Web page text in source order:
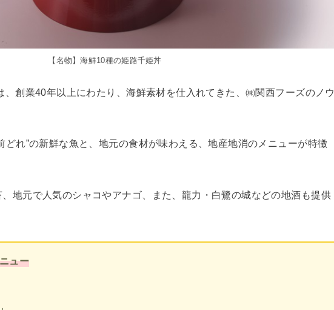
【名物】海鮮10種の姫路千姫丼
、創業40年以上にわたり、海鮮素材を仕入れてきた、㈱関西フーズのノウ
どれ”の新鮮な魚と、地元の食材が味わえる、地産地消のメニューが特徴
地元で人気のシャコやアナゴ、また、龍力・白鷺の城などの地酒も提供
ュー